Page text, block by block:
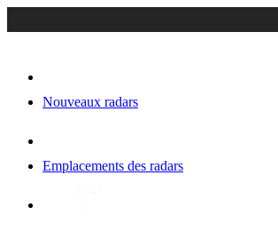
Nouveaux radars
Emplacements des radars